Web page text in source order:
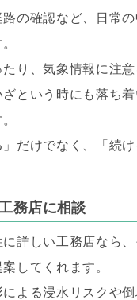
の確認など、日常
たり、気象情報に注
という時にも落ち
だけでなく、「続
務店に相談
詳しい工務店なら
してくれます。
よる浸水リスクや